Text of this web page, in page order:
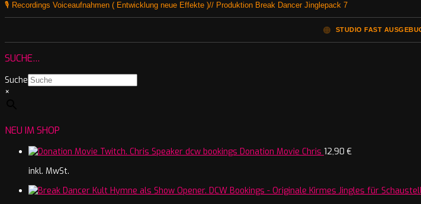
🎙️ Recordings Voiceaufnahmen ( Entwicklung neue Effekte )// Produktion Break Dancer Jinglepack 7
🟠 STUDIO FAST
SUCHE…
Suche
×
NEU IM SHOP
Donation Movie Chris 12,90 €
inkl. MwSt.